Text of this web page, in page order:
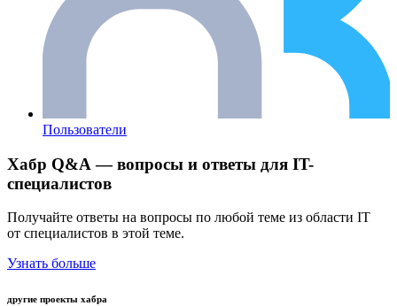
Пользователи
Хабр Q&A — вопросы и ответы для IT-
специалистов
Получайте ответы на вопросы по любой теме из области IT
от специалистов в этой теме.
Узнать больше
другие проекты хабра